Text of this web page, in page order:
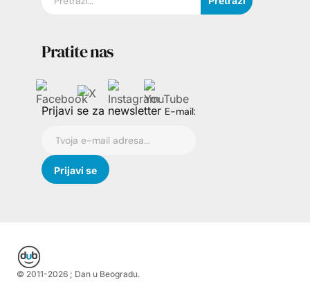
Pratite nas
Prijavi se za newsletter E-mail:
© 2011-2026 ; Dan u Beogradu.